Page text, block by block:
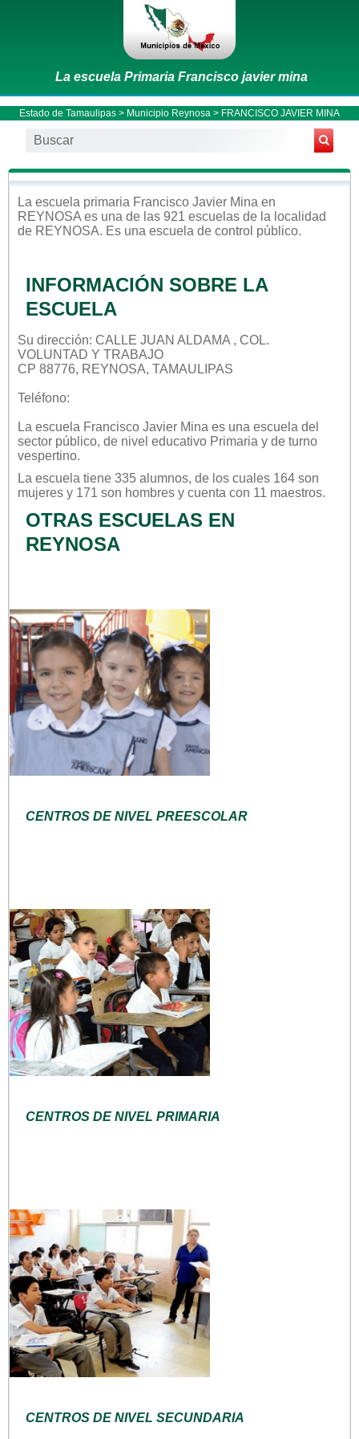
La escuela Primaria Francisco javier mina
Estado de Tamaulipas > Municipio Reynosa > FRANCISCO JAVIER MINA
La escuela primaria Francisco Javier Mina en
REYNOSA es una de las 921 escuelas de la localidad
de REYNOSA. Es una escuela de control público.
INFORMACIÓN SOBRE LA
ESCUELA
Su dirección: CALLE JUAN ALDAMA , COL.
VOLUNTAD Y TRABAJO
CP 88776, REYNOSA, TAMAULIPAS
Teléfono:
La escuela Francisco Javier Mina es una escuela del
sector público, de nivel educativo Primaria y de turno
vespertino.
La escuela tiene 335 alumnos, de los cuales 164 son
mujeres y 171 son hombres y cuenta con 11 maestros.
OTRAS ESCUELAS EN
REYNOSA
CENTROS DE NIVEL PREESCOLAR
CENTROS DE NIVEL PRIMARIA
CENTROS DE NIVEL SECUNDARIA